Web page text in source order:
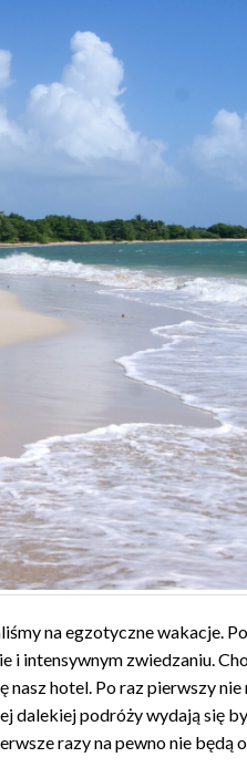
na egzotyczne wakacje.
i intensywnym zwiedzaniu.
hotel. Po raz pierwszy
podróży wydają się
razy na pewno nie będą